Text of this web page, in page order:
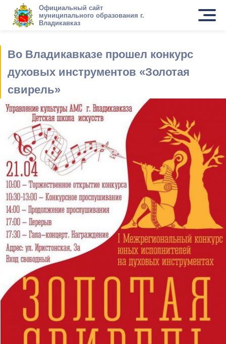
Официальный сайт
муниципального образования г.
Владикавказ
Во Владикавказе прошел конкурс
духовых инструментов «Золотая
свирель»